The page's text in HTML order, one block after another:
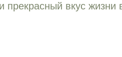
прекрасный вкус жизни